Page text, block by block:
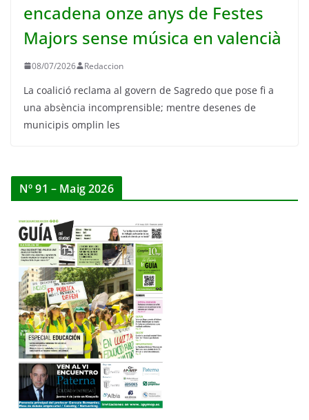
encadena onze anys de Festes
Majors sense música en valencià
08/07/2026 Redaccion
La coalició reclama al govern de Sagredo que pose fi a
una absència incomprensible; mentre desenes de
municipis omplin les
Nº 91 – Maig 2026